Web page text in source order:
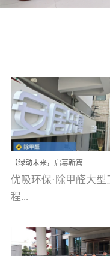
【绿动未来，启幕新篇
章】优吸环保中标深圳安
居乐寓，超大型工装室内
空气治理项目顺利启航，
优吸环保·除甲醛大型
程...
案例【深圳安居乐寓】